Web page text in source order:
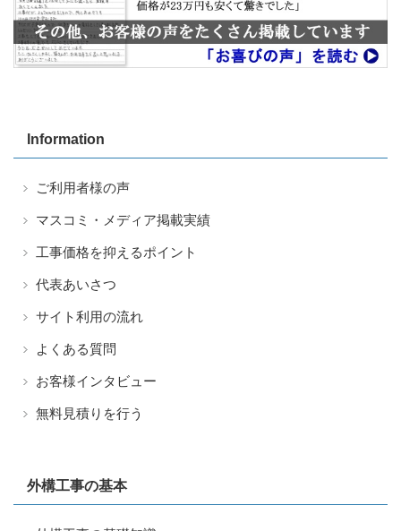
Information
ご利用者様の声
マスコミ・メディア掲載実績
工事価格を抑えるポイント
代表あいさつ
サイト利用の流れ
よくある質問
お客様インタビュー
無料見積りを行う
外構工事の基本